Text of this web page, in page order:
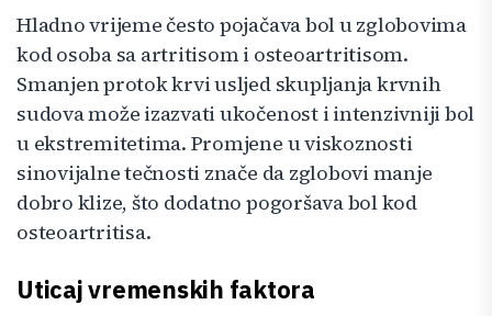
Hladno vrijeme često pojačava bol u zglobovima
kod osoba sa artritisom i osteoartritisom.
Smanjen protok krvi usljed skupljanja krvnih
sudova može izazvati ukočenost i intenzivniji bol
u ekstremitetima. Promjene u viskoznosti
sinovijalne tečnosti znače da zglobovi manje
dobro klize, što dodatno pogoršava bol kod
osteoartritisa.
Uticaj vremenskih faktora